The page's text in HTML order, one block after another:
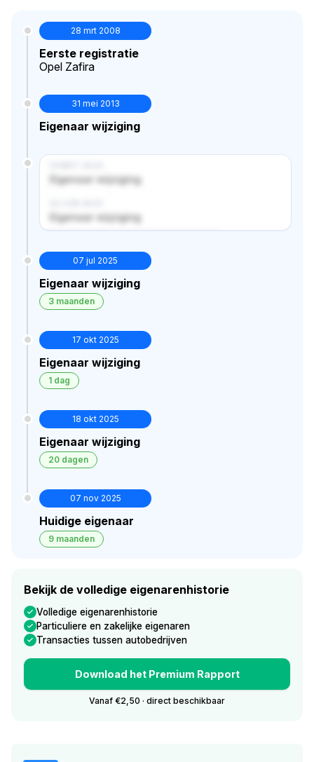
28 mrt 2008
Eerste registratie
Opel Zafira
31 mei 2013
Eigenaar wijziging
Eigenaar wijziging
Eigenaar wijziging
07 jul 2025
Eigenaar wijziging
3 maanden
17 okt 2025
Eigenaar wijziging
1 dag
18 okt 2025
Eigenaar wijziging
20 dagen
07 nov 2025
Huidige eigenaar
9 maanden
Bekijk de volledige eigenarenhistorie
Volledige eigenarenhistorie
Particuliere en zakelijke eigenaren
Transacties tussen autobedrijven
Download het Premium Rapport
Vanaf €2,50 · direct beschikbaar